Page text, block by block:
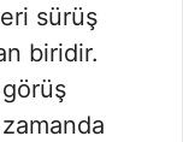
sürüş
biridir.